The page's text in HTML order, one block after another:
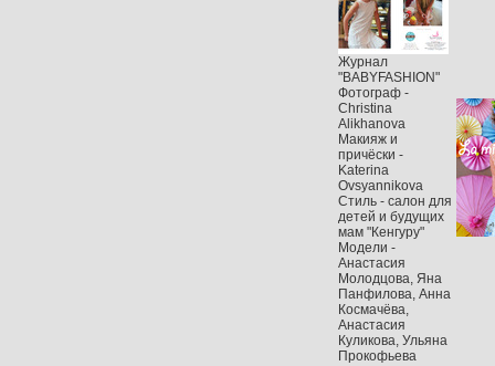
Журнал
"BABYFASHION"
Фотограф -
Christina
Alikhanova
Макияж и
причёски -
Katerina
Ovsyannikova
Стиль - салон для
детей и будущих
мам "Кенгуру"
Модели -
Анастасия
Молодцова, Яна
Панфилова, Анна
Космачёва,
Анастасия
Куликова, Ульяна
Прокофьева